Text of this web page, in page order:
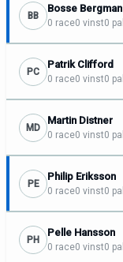
BB
Bosse Bergman
0 race0 vinst0 pall
PC
Patrik Clifford
0 race0 vinst0 pall
MD
Martin Distner
0 race0 vinst0 pall
PE
Philip Eriksson
0 race0 vinst0 pall
PH
Pelle Hansson
0 race0 vinst0 pall